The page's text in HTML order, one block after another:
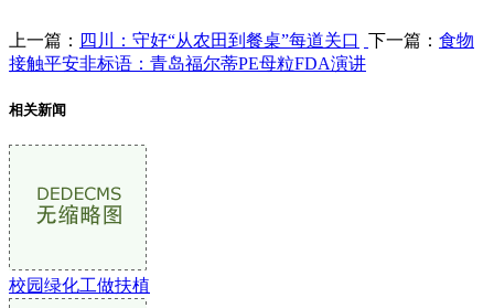
上一篇： 四川：守好“从农田到餐桌”每道关口 下一篇： 食物
接触平安非标语：青岛福尔蒂PE母粒FDA演讲
相关新闻
校园绿化工做扶植